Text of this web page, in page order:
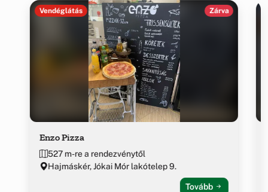
Vendéglátás Zárva
Enzo Pizza
527 m-re a rendezvénytől
Hajmáskér, Jókai Mór lakótelep 9.
Tovább